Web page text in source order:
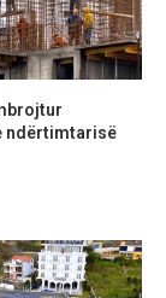
ndërtimtarisë